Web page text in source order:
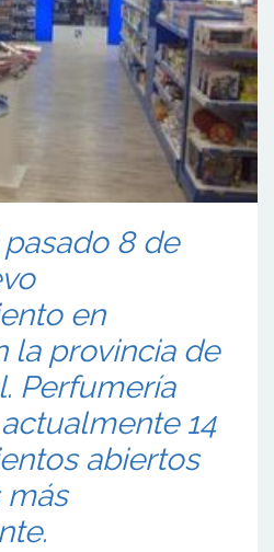
8 de
en
la provincia de
Perfumería
14
abiertos
más